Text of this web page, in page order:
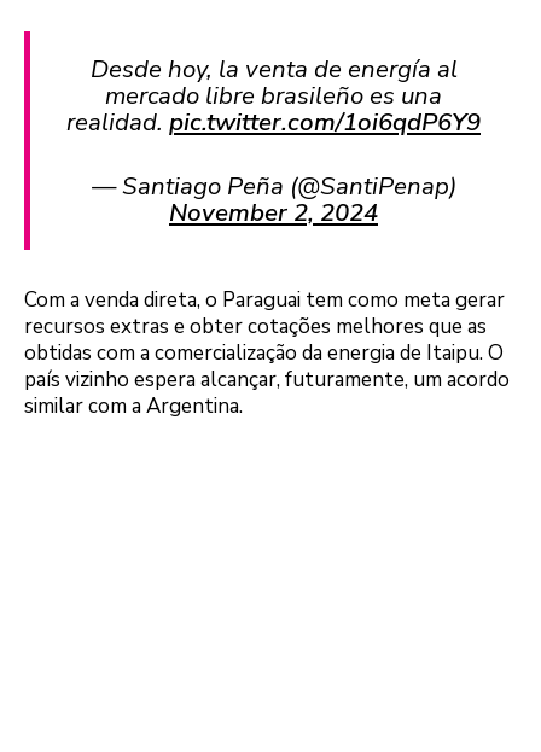
Desde hoy, la venta de energía al
mercado libre brasileño es una
realidad. pic.twitter.com/1oi6qdP6Y9
— Santiago Peña (@SantiPenap)
November 2, 2024
Com a venda direta, o Paraguai tem como meta gerar
recursos extras e obter cotações melhores que as
obtidas com a comercialização da energia de Itaipu. O
país vizinho espera alcançar, futuramente, um acordo
similar com a Argentina.